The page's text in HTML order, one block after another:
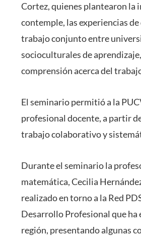
Cortez, quienes plantearon la
contemple, las experiencias
trabajo conjunto entre
socioculturales de
comprensión acerca del
El seminario permitió a la
profesional docente, a partir
trabajo colaborativo y
Durante el seminario la
matemática, Cecilia
realizado en torno a la Red
Desarrollo Profesional que ha
región, presentando algunas